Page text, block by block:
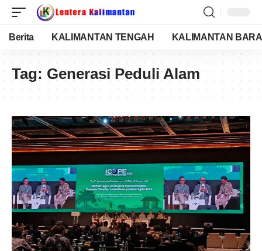
Berita KALIMANTAN TENGAH KALIMANTAN
Tag: Generasi Peduli Alam